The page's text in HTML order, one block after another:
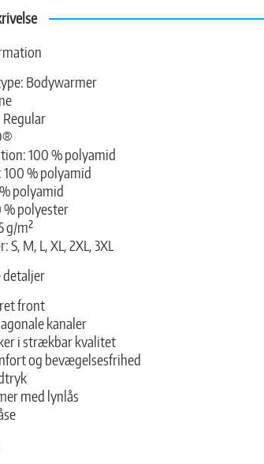
Bodywarmer
100 % polyamid
% polyamid
polyamid
% polyester
g/m²
S, M, L, XL, 2XL, 3XL
front
kanaler
i strækbar kvalitet
og bevægelsesfrihed
med lynlås